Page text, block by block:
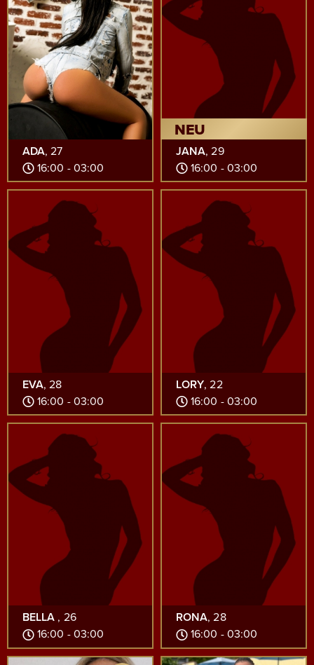
ADA, 27
16:00 - 03:00
NEU
JANA, 29
16:00 - 03:00
EVA, 28
16:00 - 03:00
LORY, 22
16:00 - 03:00
BELLA , 26
16:00 - 03:00
RONA, 28
16:00 - 03:00